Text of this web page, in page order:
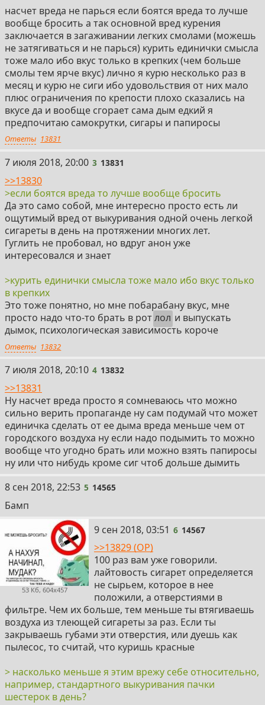
насчет вреда не парься если боятся вреда то лучше
вообще бросить а так основной вред курения
заключается в загаживании легких смолами (можешь
не затягиваться и не парься) курить единички смысла
тоже мало ибо вкус только в крепких (чем больше
смолы тем ярче вкус) лично я курю несколько раз в
месяц и курю не сиги ибо удовольствия от них мало
плюс ограничения по крепости плохо сказались на
вкусе да и вообще сгорает сама дым едкий я
предпочитаю самокрутки, сигары и папиросы
Ответы 13831
3
7 июля 2018, 20:00 3 13831
>>13830
>если боятся вреда то лучше вообще бросить
Да это само собой, мне интересно просто есть ли
ощутимый вред от выкуривания одной очень легкой
сигареты в день на протяжении многих лет.
Гуглить не пробовал, но вдруг анон уже
интересовался и знает
>курить единички смысла тоже мало ибо вкус только
в крепких
Это тоже понятно, но мне побарабану вкус, мне
просто надо что-то брать в ротлол и выпускать
дымок, психологическая зависимость короче
Ответы 13832
4
7 июля 2018, 20:10 4 13832
>>13831
Ну насчет вреда просто я сомневаюсь что можно
сильно верить пропаганде ну сам подумай что может
единичка сделать от ее дыма вреда меньше чем от
городского воздуха ну если надо подымить то можно
вообще что угодно брать или можно взять папиросы
ну или что нибудь кроме сиг чтоб дольше дымить
5
8 сен 2018, 22:53 5 14565
Бамп
53 Кб, 604x457
6
9 сен 2018, 03:51 6 14567
>>13829 (OP)
100 раз вам уже говорили.
лайтовость сигарет определяется
не сырьем, которое в нее
положили, а отверстиями в
фильтре. Чем их больше, тем меньше ты втягиваешь
воздуха из тлеющей сигареты за раз. Если ты
закрываешь губами эти отверстия, или дуешь как
пылесос, то считай, что куришь красные
> насколько меньше я этим врежу себе относительно,
например, стандартного выкуривания пачки
шестерок в день?